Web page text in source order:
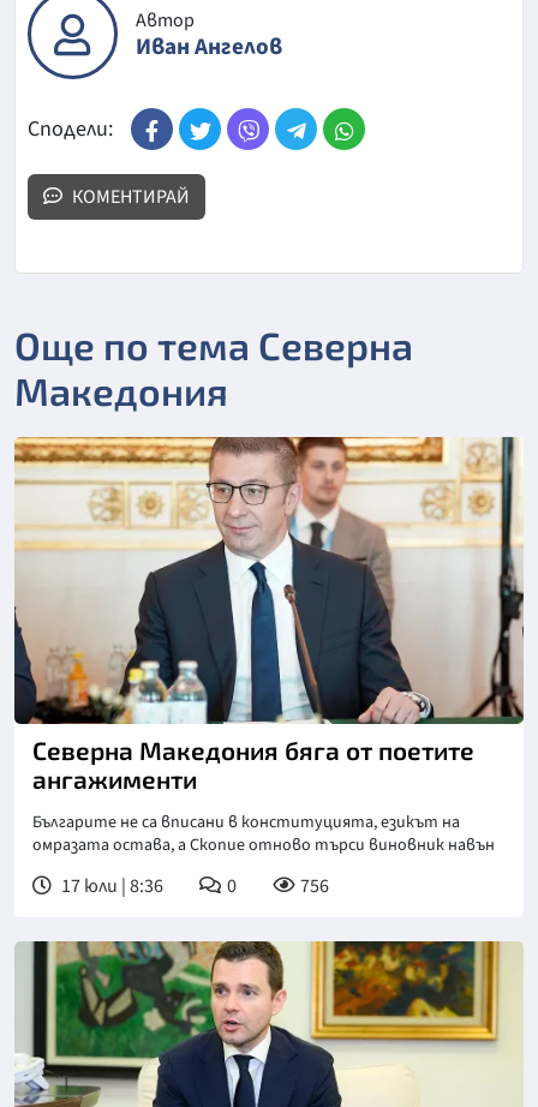
Автор
Иван Ангелов
Сподели:
КОМЕНТИРАЙ
Още по тема Северна
Македония
Северна Македония бяга от поетите
ангажименти
Българите не са вписани в конституцията, езикът на
омразата остава, а Скопие отново търси виновник навън
17 юли | 8:36 0 756